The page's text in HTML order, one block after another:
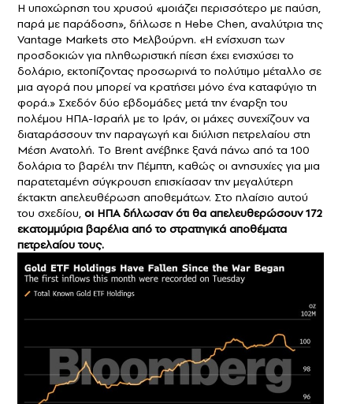
Η υποχώρηση του χρυσού «μοιάζει περισσότερο με παύση,
παρά με παράδοση», δήλωσε η Hebe Chen, αναλύτρια της
Vantage Markets στο Μελβούρνη. «Η ενίσχυση των
προσδοκιών για πληθωριστική πίεση έχει ενισχύσει το
δολάριο, εκτοπίζοντας προσωρινά το πολύτιμο μέταλλο σε
μια αγορά που μπορεί να κρατήσει μόνο ένα καταφύγιο τη
φορά.» Σχεδόν δύο εβδομάδες μετά την έναρξη του
πολέμου ΗΠΑ-Ισραήλ με το Ιράν, οι μάχες συνεχίζουν να
διαταράσσουν την παραγωγή και διύλιση πετρελαίου στη
Μέση Ανατολή. Το Brent ανέβηκε ξανά πάνω από τα 100
δολάρια το βαρέλι την Πέμπτη, καθώς οι ανησυχίες για μια
παρατεταμένη σύγκρουση επισκίασαν την μεγαλύτερη
έκτακτη απελευθέρωση αποθεμάτων. Στο πλαίσιο αυτού
του σχεδίου, οι ΗΠΑ δήλωσαν ότι θα απελευθερώσουν 172
εκατομμύρια βαρέλια από το στρατηγικά αποθέματα
πετρελαίου τους.